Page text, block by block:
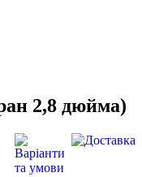
2,8 дюйма)